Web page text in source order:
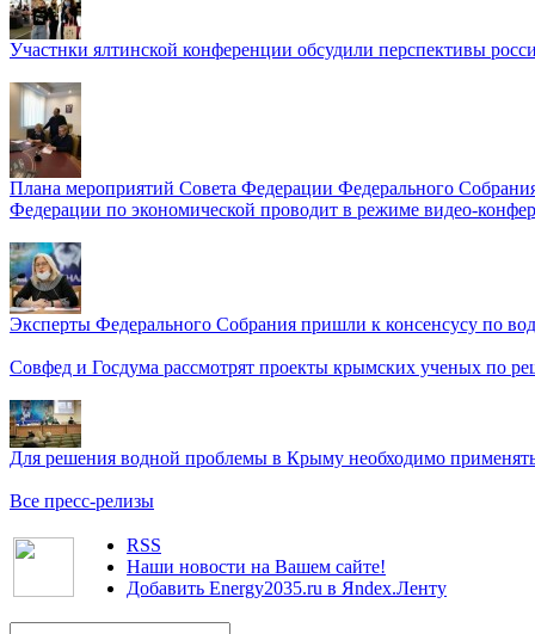
Участнки ялтинской конференции обсудили перспективы
Плана мероприятий Совета Федерации Федерального
Федерации по экономической проводит в режиме видео-
Эксперты Федерального Собрания пришли к консенсусу по
Совфед и Госдума рассмотрят проекты крымских ученых по
Для решения водной проблемы в Крыму необходимо
Все пресс-релизы
RSS
Наши новости на Вашем сайте!
Добавить Energy2035.ru в Яndex.Ленту